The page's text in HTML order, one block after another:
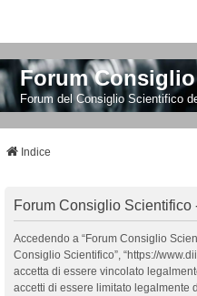
Forum
Forum del Consiglio Scientifico
Indice
Forum Consiglio Scientifico
Accedendo a “Forum Consiglio
Consiglio Scientifico”, “https://
accetta di essere vincolato
accetti di essere limitato legalmente